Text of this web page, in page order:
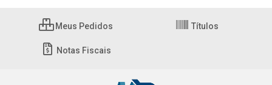
Meus Pedidos Títulos
Notas Fiscais